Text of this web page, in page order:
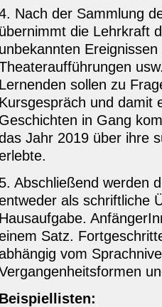
Nach der Sammlung
übernimmt die Lehrkraft
unbekannten
Lernenden sollen zu
Kursgespräch und damit
Geschichten in Gang
Jahr 2019 über ihre
5. Abschließend werden
als schriftliche
Hausaufgabe.
Satz.
vom
Beispiellisten: